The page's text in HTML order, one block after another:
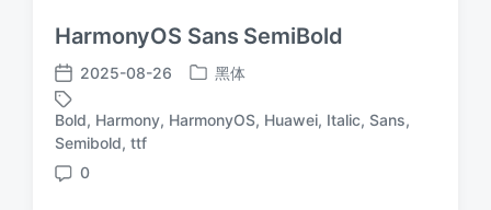
HarmonyOS Sans SemiBold
发
布
日
期
2025-08-26
发
于
黑体
标
Bold, Harmony, HarmonyOS, Huawei, Italic, Sans,
Semibold, ttf
评
0